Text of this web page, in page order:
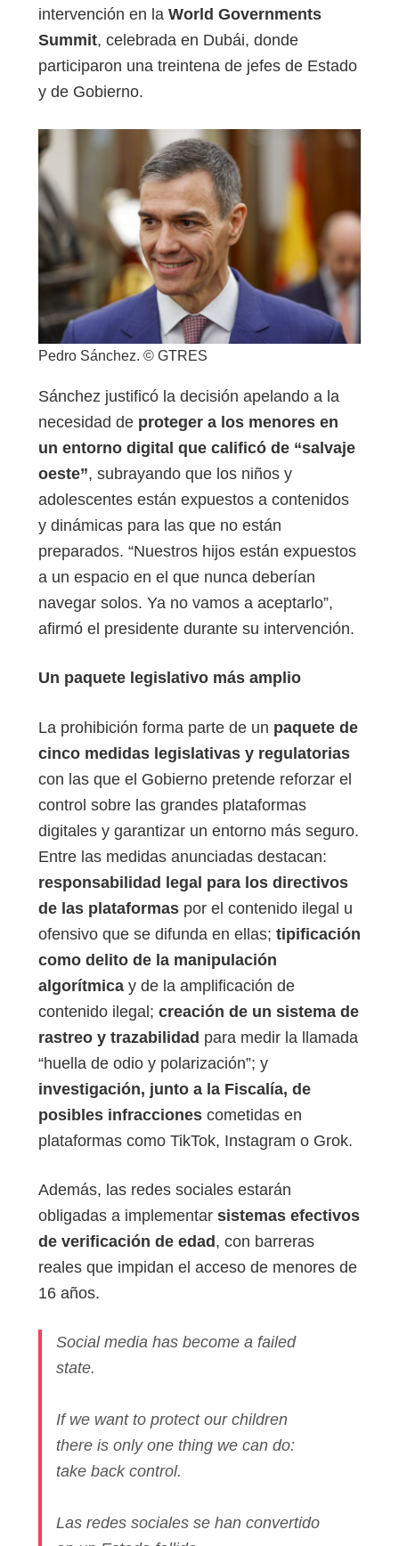
intervención en la World Governments
Summit, celebrada en Dubái, donde
participaron una treintena de jefes de Estado
y de Gobierno.
Pedro Sánchez. © GTRES
Sánchez justificó la decisión apelando a la
necesidad de proteger a los menores en
un entorno digital que calificó de “salvaje
oeste”, subrayando que los niños y
adolescentes están expuestos a contenidos
y dinámicas para las que no están
preparados. “Nuestros hijos están expuestos
a un espacio en el que nunca deberían
navegar solos. Ya no vamos a aceptarlo”,
afirmó el presidente durante su intervención.
Un paquete legislativo más amplio
La prohibición forma parte de un paquete de
cinco medidas legislativas y regulatorias
con las que el Gobierno pretende reforzar el
control sobre las grandes plataformas
digitales y garantizar un entorno más seguro.
Entre las medidas anunciadas destacan:
responsabilidad legal para los directivos
de las plataformas por el contenido ilegal u
ofensivo que se difunda en ellas; tipificación
como delito de la manipulación
algorítmica y de la amplificación de
contenido ilegal; creación de un sistema de
rastreo y trazabilidad para medir la llamada
“huella de odio y polarización”; y
investigación, junto a la Fiscalía, de
posibles infracciones cometidas en
plataformas como TikTok, Instagram o Grok.
Además, las redes sociales estarán
obligadas a implementar sistemas efectivos
de verificación de edad, con barreras
reales que impidan el acceso de menores de
16 años.
Social media has become a failed
state.
If we want to protect our children
there is only one thing we can do:
take back control.
Las redes sociales se han convertido